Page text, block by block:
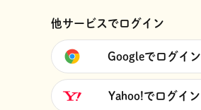
他サービスでログイン
Googleでログイン
Yahoo!でログイン